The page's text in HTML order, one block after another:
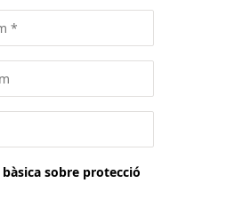
sobre protecció